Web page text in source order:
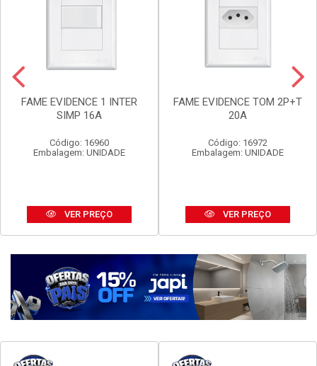
FAME EVIDENCE 1 INTER
SIMP 16A
Código: 16960
Embalagem: UNIDADE
VER PREÇO
FAME EVIDENCE TOM 2P+T
20A
Código: 16972
Embalagem: UNIDADE
VER PREÇO